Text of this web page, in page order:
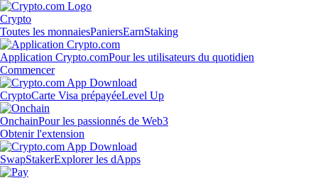
Crypto
Toutes les monnaiesPaniersEarnStaking
Application Crypto.comPour les utilisateurs du quotidien
Commencer
CryptoCarte Visa prépayéeLevel Up
OnchainPour les passionnés de Web3
Obtenir l'extension
SwapStakerExplorer les dApps